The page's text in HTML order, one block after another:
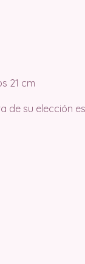
21 cm
de su elección